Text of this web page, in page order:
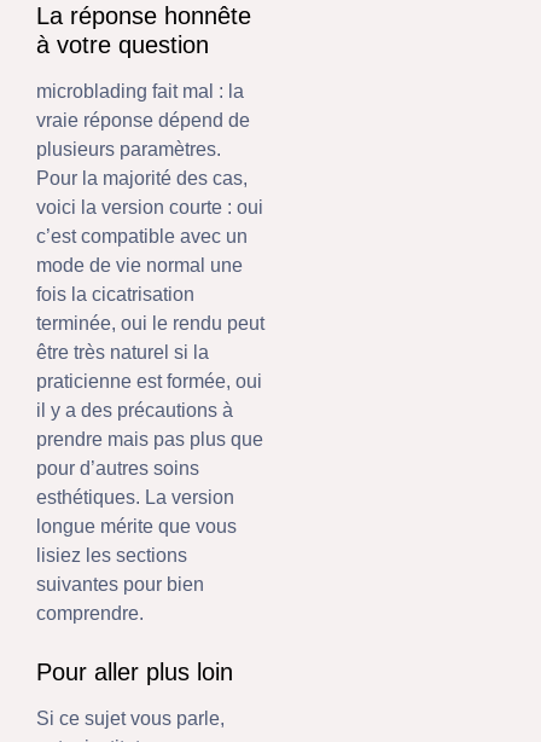
La réponse honnête
à votre question
microblading fait mal : la
vraie réponse dépend de
plusieurs paramètres.
Pour la majorité des cas,
voici la version courte : oui
c’est compatible avec un
mode de vie normal une
fois la cicatrisation
terminée, oui le rendu peut
être très naturel si la
praticienne est formée, oui
il y a des précautions à
prendre mais pas plus que
pour d’autres soins
esthétiques. La version
longue mérite que vous
lisiez les sections
suivantes pour bien
comprendre.
Pour aller plus loin
Si ce sujet vous parle,